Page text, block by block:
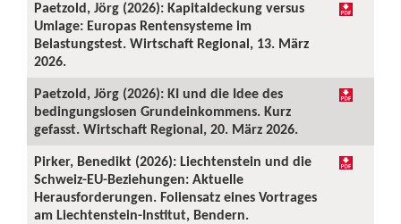
Paetzold, Jörg (2026): Kapitaldeckung versus
Umlage: Europas Rentensysteme im
Belastungstest. Wirtschaft Regional, 13. März
2026.
Paetzold, Jörg (2026): KI und die Idee des
bedingungslosen Grundeinkommens. Kurz
gefasst. Wirtschaft Regional, 20. März 2026.
Pirker, Benedikt (2026): Liechtenstein und die
Schweiz-EU-Beziehungen: Aktuelle
Herausforderungen. Foliensatz eines Vortrages
am Liechtenstein-Institut, Bendern.